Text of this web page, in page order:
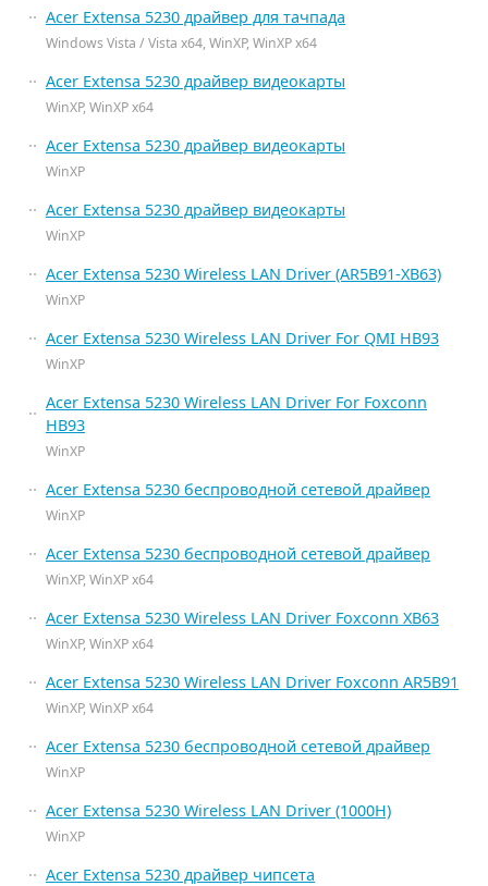
Acer Extensa 5230 драйвер для тачпада
Windows Vista / Vista x64, WinXP, WinXP x64
Acer Extensa 5230 драйвер видеокарты
WinXP, WinXP x64
Acer Extensa 5230 драйвер видеокарты
WinXP
Acer Extensa 5230 драйвер видеокарты
WinXP
Acer Extensa 5230 Wireless LAN Driver (AR5B91-XB63)
WinXP
Acer Extensa 5230 Wireless LAN Driver For QMI HB93
WinXP
Acer Extensa 5230 Wireless LAN Driver For Foxconn
HB93
WinXP
Acer Extensa 5230 беспроводной сетевой драйвер
WinXP
Acer Extensa 5230 беспроводной сетевой драйвер
WinXP, WinXP x64
Acer Extensa 5230 Wireless LAN Driver Foxconn XB63
WinXP, WinXP x64
Acer Extensa 5230 Wireless LAN Driver Foxconn AR5B91
WinXP, WinXP x64
Acer Extensa 5230 беспроводной сетевой драйвер
WinXP
Acer Extensa 5230 Wireless LAN Driver (1000H)
WinXP
Acer Extensa 5230 драйвер чипсета